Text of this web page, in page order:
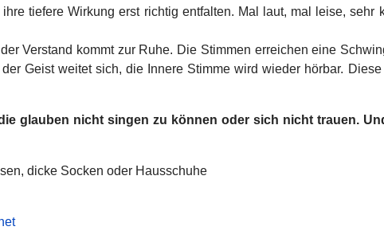
tiefere Wirkung erst richtig entfalten. Mal laut, mal leise, sehr
Verstand kommt zur Ruhe. Die Stimmen erreichen eine
Geist weitet sich, die Innere Stimme wird wieder hörbar.
glauben nicht singen zu können oder sich nicht trauen.
dicke Socken oder Hausschuhe